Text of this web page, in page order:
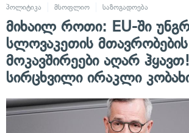
პოლიტიკა
მსოფლიო საზოგადოება
მიხაილ როთი: EU-ში
სლოვაკეთის
მოკავშირეები აღარ ჰყავთ!
სირცხვილი ირაკლი